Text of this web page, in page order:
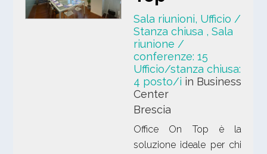
Sala riunioni, Ufficio /
Stanza chiusa , Sala
riunione /
conferenze: 15
Ufficio/stanza chiusa:
4 posto/i in Business
Center
Brescia
Office On Top è la
soluzione ideale per chi